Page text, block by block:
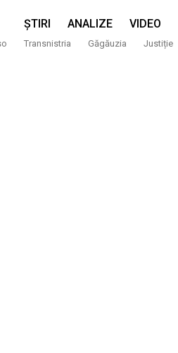
ȘTIRI ANALIZE VIDEO
Transnistria Găgăuzia Justiție